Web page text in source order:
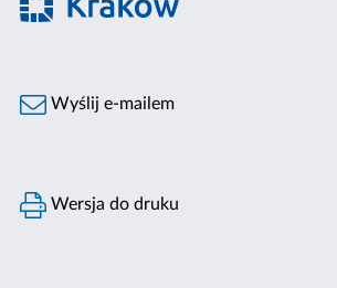
Wyślij e-mailem
Wersja do druku